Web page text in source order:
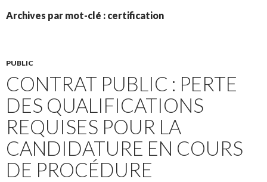
Archives par mot-clé : certification
PUBLIC
CONTRAT PUBLIC : PERTE
DES QUALIFICATIONS
REQUISES POUR LA
CANDIDATURE EN COURS
DE PROCÉDURE